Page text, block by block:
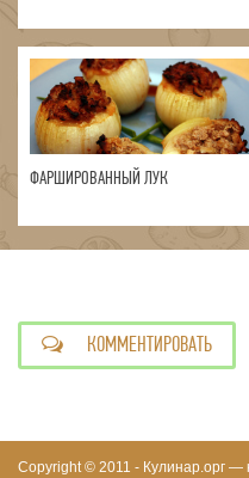
ФАРШИРОВАННЫЙ ЛУК
КОММЕНТИРОВАТЬ
Copyright © 2011 - Кулинар.орг —